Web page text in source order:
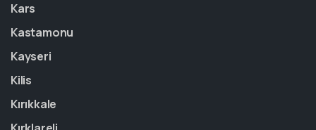
Kars
Kastamonu
Kayseri
Kilis
Kırıkkale